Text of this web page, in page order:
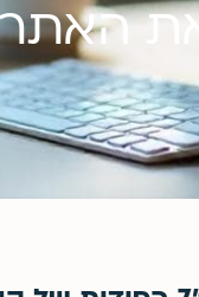
האתר